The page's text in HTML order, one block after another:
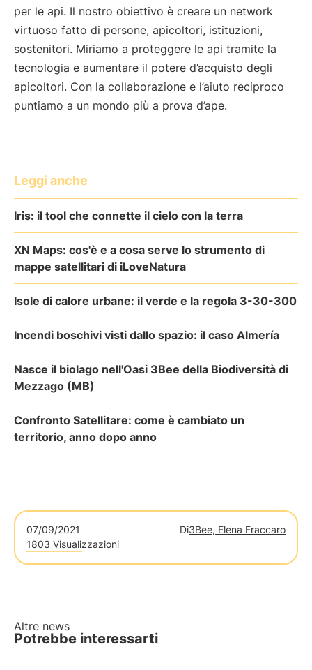
per le api. Il nostro obiettivo è creare un network
virtuoso fatto di persone, apicoltori, istituzioni,
sostenitori. Miriamo a proteggere le api tramite la
tecnologia e aumentare il potere d’acquisto degli
apicoltori. Con la collaborazione e l’aiuto reciproco
puntiamo a un mondo più a prova d’ape.
Leggi anche
Iris: il tool che connette il cielo con la terra
XN Maps: cos'è e a cosa serve lo strumento di
mappe satellitari di iLoveNatura
Isole di calore urbane: il verde e la regola 3-30-300
Incendi boschivi visti dallo spazio: il caso Almería
Nasce il biolago nell'Oasi 3Bee della Biodiversità di
Mezzago (MB)
Confronto Satellitare: come è cambiato un
territorio, anno dopo anno
07/09/2021 Di3Bee, Elena Fraccaro
1803 Visualizzazioni
Altre news
Potrebbe interessarti